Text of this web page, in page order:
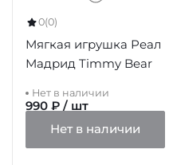
0(0)
Мягкая игрушка Реал
Мадрид Timmy Bear
Нет в наличии
990 ₽ / шт
Нет в наличии